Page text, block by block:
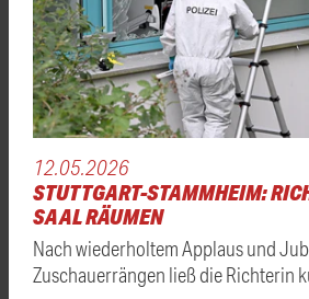
12.05.2026
STUTTGART-STAMMHEIM:
SAAL RÄUMEN
Nach wiederholtem Applaus und
Zuschauerrängen ließ die Richterin